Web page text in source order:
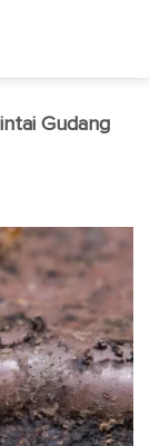
Gudang